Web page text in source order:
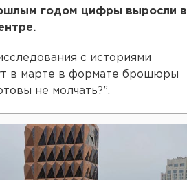
годом цифры выросли в
с историями
в марте в формате брошюры
не молчать?”.